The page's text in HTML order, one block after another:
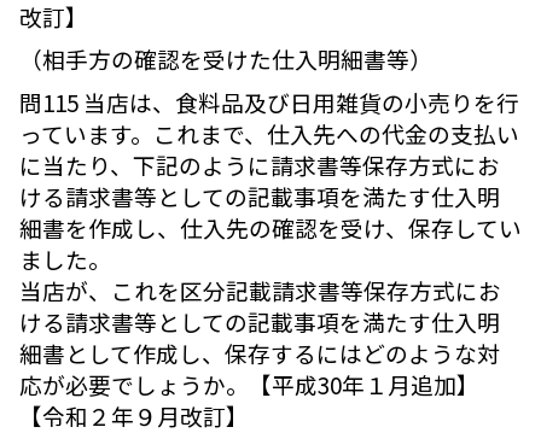
改訂】
（相手方の確認を受けた仕入明細書等）
問115 当店は、食料品及び日用雑貨の小売りを行
っています。これまで、仕入先への代金の支払い
に当たり、下記のように請求書等保存方式にお
ける請求書等としての記載事項を満たす仕入明
細書を作成し、仕入先の確認を受け、保存してい
ました。
当店が、これを区分記載請求書等保存方式にお
ける請求書等としての記載事項を満たす仕入明
細書として作成し、保存するにはどのような対
応が必要でしょうか。【平成30年１月追加】
【令和２年９月改訂】